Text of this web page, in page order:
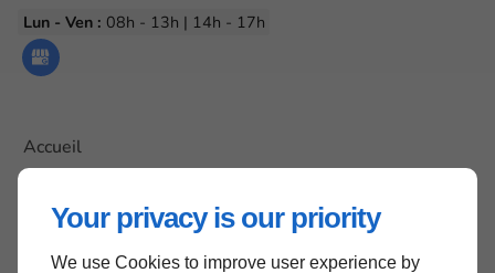
Your privacy is our priority
We use Cookies to improve user experience by
Lun - Ven : 08h - 13h | 14h - 17h
Accueil
Mentions légales
Plan du site